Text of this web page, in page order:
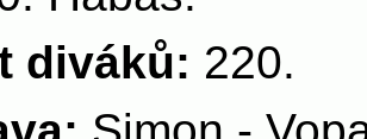
diváků: 220.